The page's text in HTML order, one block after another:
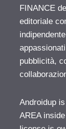
FINANCE
editoriale
pubblicità,
Androidup
AREA